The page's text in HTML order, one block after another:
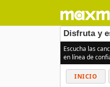
Disfruta y
Escucha las
en línea de
INICIO